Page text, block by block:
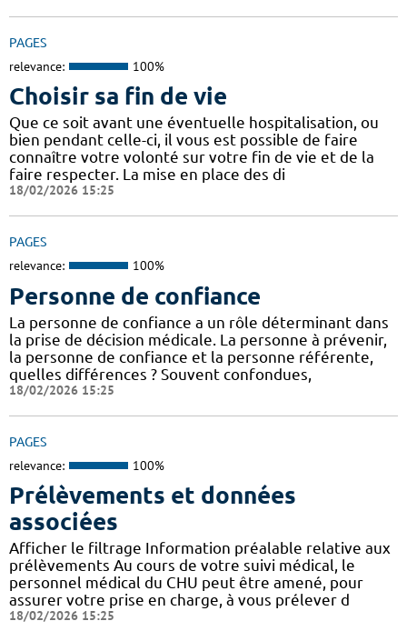
PAGES
relevance: 100%
Choisir sa fin de vie
Que ce soit avant une éventuelle hospitalisation, ou
bien pendant celle-ci, il vous est possible de faire
connaître votre volonté sur votre fin de vie et de la
faire respecter. La mise en place des di
18/02/2026 15:25
PAGES
relevance: 100%
Personne de confiance
La personne de confiance a un rôle déterminant dans
la prise de décision médicale. La personne à prévenir,
la personne de confiance et la personne référente,
quelles différences ? Souvent confondues,
18/02/2026 15:25
PAGES
relevance: 100%
Prélèvements et données
associées
Afficher le filtrage Information préalable relative aux
prélèvements Au cours de votre suivi médical, le
personnel médical du CHU peut être amené, pour
assurer votre prise en charge, à vous prélever d
18/02/2026 15:25